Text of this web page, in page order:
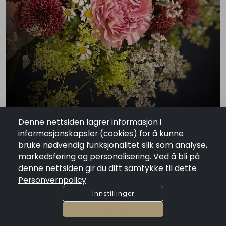
Bukett 600 kr
Tilgjengelighet:På lager
Bukettene på bildet er til inspirasjon. Har du ønske om farge, skriv
Legg I Handlekurv
Denne nettsiden lagrer informasjon i
informasjonskapsler (cookies) for å kunne
bruke nødvendig funksjonalitet slik som analyse,
markedsføring og personalisering. Ved å bli på
denne nettsiden gir du ditt samtykke til dette
Personvernpolicy
Innstillinger